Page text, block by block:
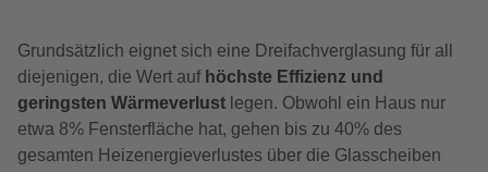
Grundsätzlich eignet sich eine Dreifachverglasung für all
diejenigen, die Wert auf höchste Effizienz und
geringsten Wärmeverlust legen. Obwohl ein Haus nur
etwa 8% Fensterfläche hat, gehen bis zu 40% des
gesamten Heizenergieverlustes über die Glasscheiben